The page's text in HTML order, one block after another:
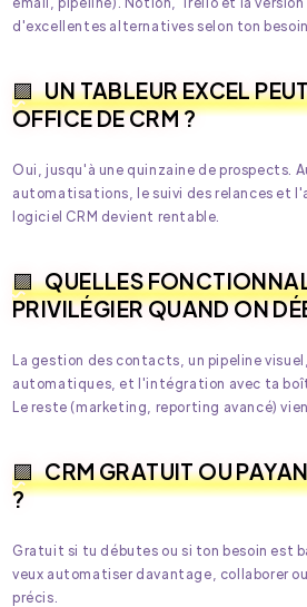
d'excellentes alternatives selon ton besoin.
UN TABLEUR EXCEL
OFFICE DE CRM ?
Oui, jusqu'à une quinzaine de prospects.
automatisations, le suivi des relances et
logiciel CRM devient rentable.
QUELLES
PRIVILÉGIER QUAND ON
La gestion des contacts, un pipeline
automatiques, et l'intégration avec ta
Le reste (marketing, reporting avancé)
CRM GRATUIT OU
?
Gratuit si tu débutes ou si ton besoin est
veux automatiser davantage, collaborer
précis.